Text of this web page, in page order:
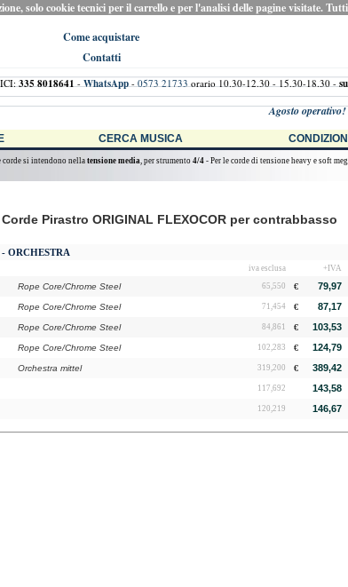
solo cookie tecnici per il carrello e per l'analisi delle pagine visitate.
Come acquistare
Contatti
335 8018641-WhatsApp-0573 21733orario 10.30-12.30 - 15.30-18.30 -
Agosto operativo!
CERCA MUSICA
corde si intendono nella tensione media, per strumento 4/4 - Per le corde di tensione heavy e soft
Corde Pirastro ORIGINAL FLEXOCOR per contrabbasso
ORCHESTRA
iva esclusa +IVA
Rope Core/Chrome Steel 65,550 € 79,97
Rope Core/Chrome Steel 71,454 € 87,17
Rope Core/Chrome Steel 84,861 € 103,53
Rope Core/Chrome Steel 102,283 € 124,79
Orchestra mittel 319,200 € 389,42
117,692 143,58
120,219 146,67